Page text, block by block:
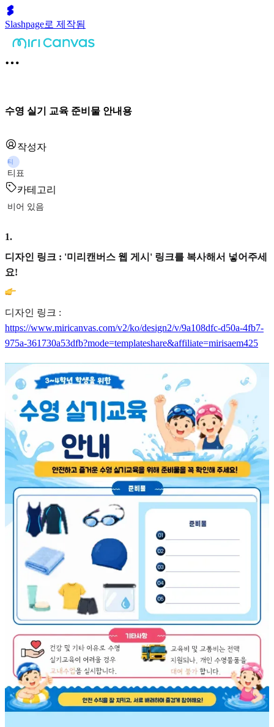
Slashpage로 제작됨
수영 실기 교육 준비물 안내용
작성자
티
티표
카테고리
비어 있음
1.
디자인 링크 : '미리캔버스 웹 게시' 링크를 복사해서 넣어주세
요!
디자인 링크 :
https://www.miricanvas.com/v2/ko/design2/v/9a108dfc-d50a-4fb7-
975a-361730a53dfb?mode=templateshare&affiliate=mirisaem425